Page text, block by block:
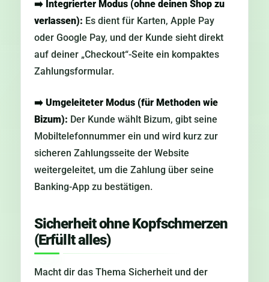
➡️ Integrierter Modus (ohne deinen Shop zu
verlassen): Es dient für Karten, Apple Pay
oder Google Pay, und der Kunde sieht direkt
auf deiner „Checkout“-Seite ein kompaktes
Zahlungsformular.
➡️ Umgeleiteter Modus (für Methoden wie
Bizum): Der Kunde wählt Bizum, gibt seine
Mobiltelefonnummer ein und wird kurz zur
sicheren Zahlungsseite der Website
weitergeleitet, um die Zahlung über seine
Banking-App zu bestätigen.
Sicherheit ohne Kopfschmerzen
(Erfüllt alles)
Macht dir das Thema Sicherheit und der